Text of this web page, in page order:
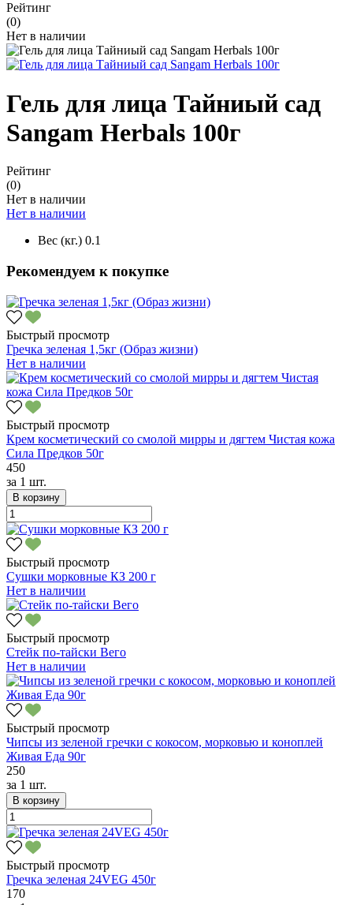
Рейтинг
(0)
Нет в наличии
Гель для лица Тайниый сад
Sangam Herbals 100г
Рейтинг
(0)
Нет в наличии
Нет в наличии
Вес (кг.) 0.1
Рекомендуем к покупке
Быстрый просмотр
Гречка зеленая 1,5кг (Образ жизни)
Нет в наличии
Быстрый просмотр
Крем косметический со смолой мирры и дягтем Чистая кожа
Сила Предков 50г
450
за 1 шт.
В корзину
Быстрый просмотр
Сушки морковные КЗ 200 г
Нет в наличии
Быстрый просмотр
Стейк по-тайски Вего
Нет в наличии
Быстрый просмотр
Чипсы из зеленой гречки с кокосом, морковью и коноплей
Живая Еда 90г
250
за 1 шт.
В корзину
Быстрый просмотр
Гречка зеленая 24VEG 450г
170